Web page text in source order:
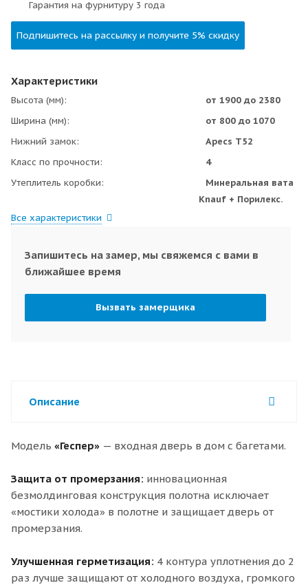
Гарантия на фурнитуру 3 года
Подпишитесь на рассылку и получите 5% скидку
Характеристики
Высота (мм)
от 1900 до 2380
Ширина (мм)
от 800 до 1070
Нижний замок
Apecs Т52
Класс по прочности
4
Утеплитель коробки
Минеральная вата
Knauf + Порилекс.
Все характеристики
Запишитесь на замер, мы свяжемся с вами в
ближайшее время
Вызвать замерщика
Описание
Модель «Геспер» — входная дверь в дом с багетами.
Защита от промерзания: инновационная
безмолдинговая конструкция полотна исключает
«мостики холода» в полотне и защищает дверь от
промерзания.
Улучшенная герметизация: 4 контура уплотнения до 2
раз лучше защищают от холодного воздуха, громкого